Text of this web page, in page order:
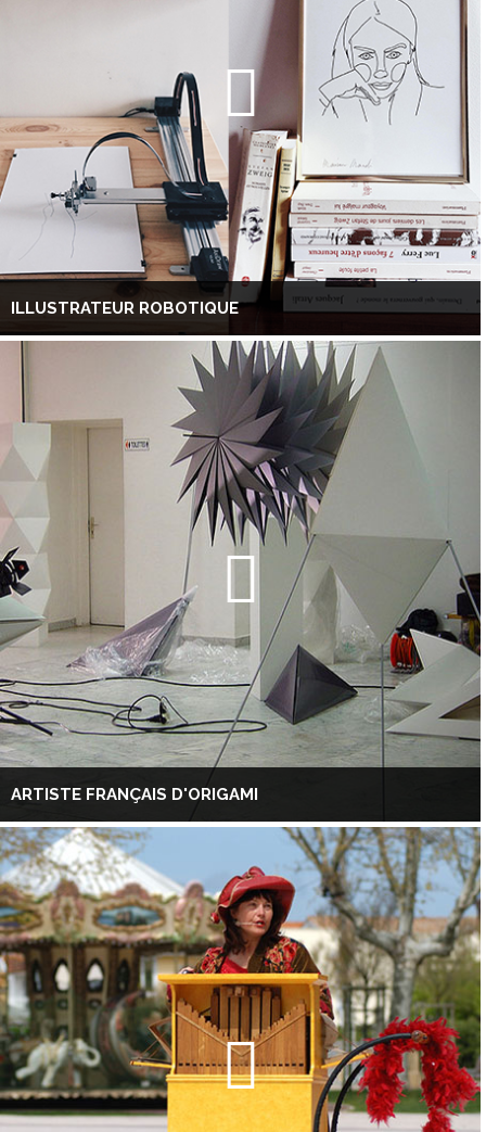
ILLUSTRATEUR ROBOTIQUE
ARTISTE FRANÇAIS D'ORIGAMI